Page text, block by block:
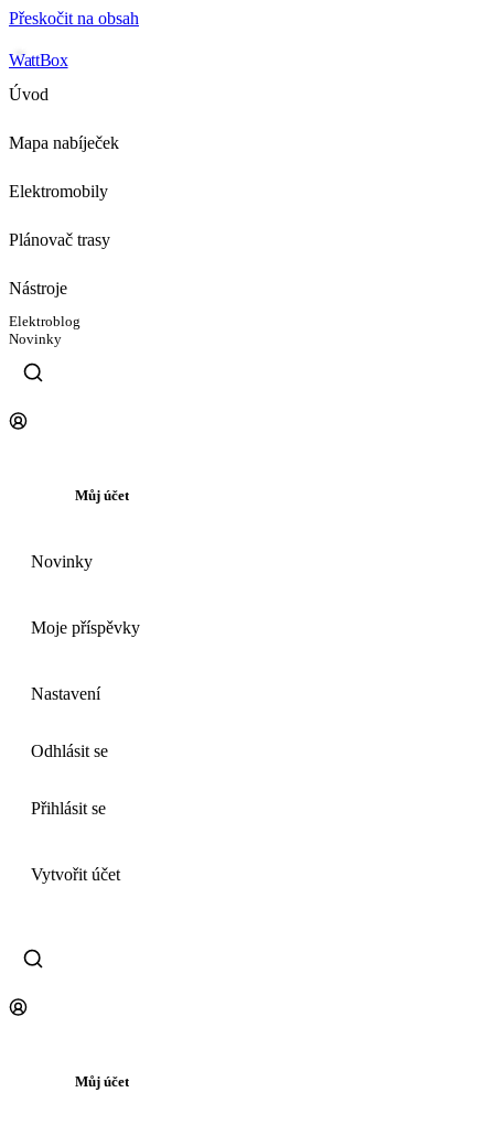
Přeskočit na obsah
WattBox
Úvod
Mapa nabíječek
Elektromobily
Plánovač trasy
Nástroje
Elektroblog
Novinky
Můj účet
Novinky
Moje příspěvky
Nastavení
Odhlásit se
Přihlásit se
Vytvořit účet
Můj účet